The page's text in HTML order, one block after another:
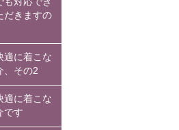
だきますの
適に着こな
、その2
適に着こな
です